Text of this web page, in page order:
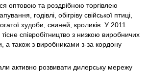
оптовою та роздрібною торгівлею
годівлі, обігріву свійської птиці,
худоби, свиней, кроликів. У 2011
співробітництво з низкою виробничих
а також з виробниками з-за кордону
активно розвивати дилерську мережу